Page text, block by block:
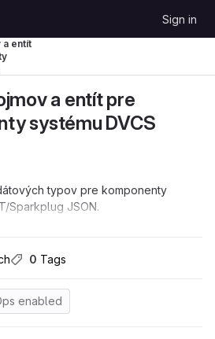
Sign in
a entít
a entít pre
systému DVCS
typov pre komponenty
Sparkplug JSON.
0 Tags
enabled